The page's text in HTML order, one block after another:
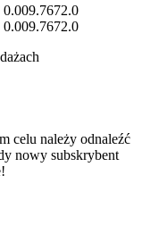
celu należy odnaleźć
nowy subskrybent